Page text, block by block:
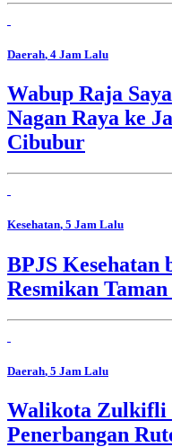
Daerah, 4 Jam Lalu
Wabup Raja
Nagan Raya ke
Cibubur
Kesehatan, 5 Jam Lalu
BPJS Kesehatan
Resmikan
Daerah, 5 Jam Lalu
Walikota Zulkifli
Penerbangan